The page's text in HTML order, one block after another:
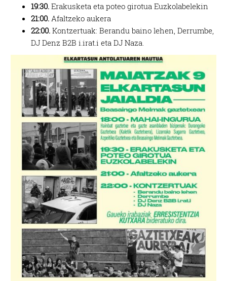
19:30. Erakusketa eta poteo girotua Euzkolabelekin
21:00. Afaltzeko aukera
22:00. Kontzertuak: Berandu baino lehen, Derrumbe,
DJ Denz B2B i.irat.i eta DJ Naza.